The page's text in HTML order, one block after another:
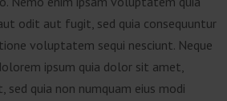
odit aut fugit, sed quia consequuntur
voluptatem sequi nesciunt. Neque
ipsum quia dolor sit amet,
sed quia non numquam eius modi